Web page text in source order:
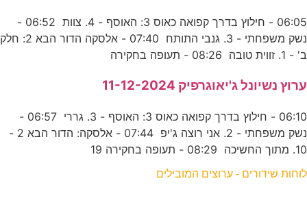
06:05 - חילוץ בדרך קפואה כאוס 3: האוסף - 4. צוות 06:52 -
נשק משפחתי - 3. גנבי התותח 07:40 - אלסקה הדור הבא 2: חלק
ב' - 1. זווית טובה 08:26 - תעופה בחקירה
ערוץ נשיונל ג'יאוגרפיק 11-12-2024
06:10 - חילוץ בדרך קפואה כאוס 3: האוסף - 3. גררי 06:57 -
נשק משפחתי - 2. אני רוצה ג'יפ 07:44 - אלסקה: הדור הבא 2 -
10. מתוך החשיכה 08:29 - תעופה בחקירה 19
לוחות שידורים - ערוצים המובילים